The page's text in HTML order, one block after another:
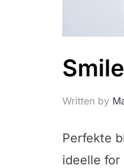
Written by
Perfekte
ideelle for